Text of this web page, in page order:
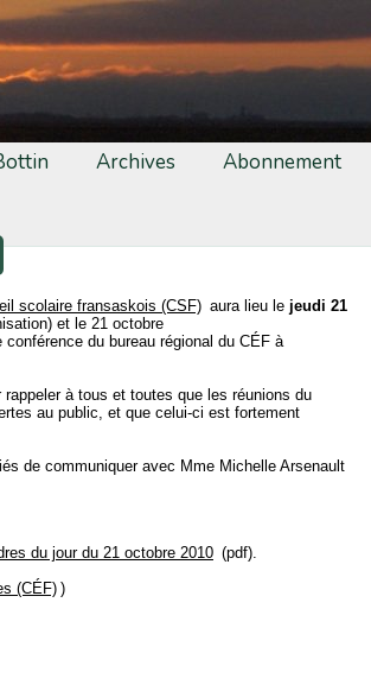
Archives Abonnement
scolaire fransaskois (CSF) aura lieu le jeudi 21
et le 21 octobre
du bureau régional du CÉF à
à tous et toutes que les réunions du
au public, et que celui-ci est fortement
de communiquer avec Mme Michelle Arsenault
du jour du 21 octobre 2010 (pdf).
(CÉF) )